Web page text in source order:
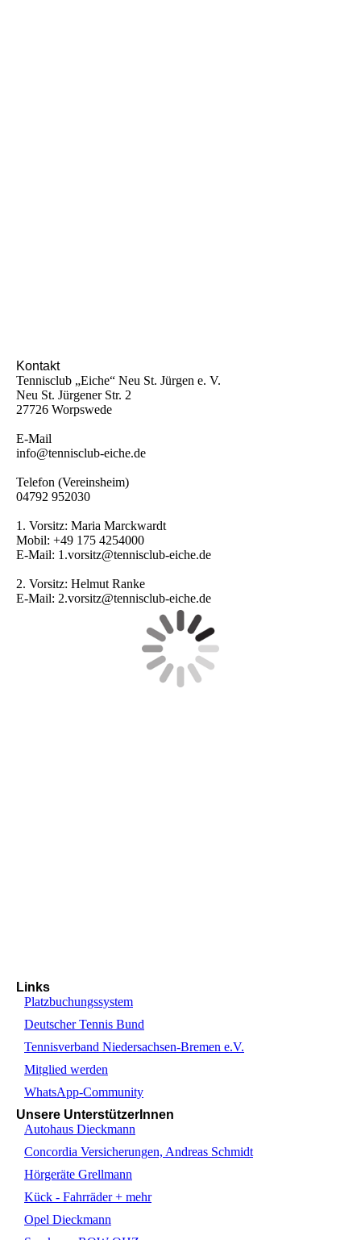
Kontakt
Tennisclub „Eiche“ Neu St. Jürgen e. V.
Neu St. Jürgener Str. 2
27726 Worpswede
E-Mail
info@tennisclub-eiche.de
Telefon (Vereinsheim)
04792 952030
1. Vorsitz: Maria Marckwardt
Mobil: +49 175 4254000
E-Mail: 1.vorsitz@tennisclub-eiche.de
2. Vorsitz: Helmut Ranke
E-Mail: 2.vorsitz@tennisclub-eiche.de
Links
Platzbuchungssystem
Deutscher Tennis Bund
Tennisverband Niedersachsen-Bremen e.V.
Mitglied werden
WhatsApp-Community
Unsere UnterstützerInnen
Autohaus Dieckmann
Concordia Versicherungen, Andreas Schmidt
Hörgeräte Grellmann
Kück - Fahrräder + mehr
Opel Dieckmann